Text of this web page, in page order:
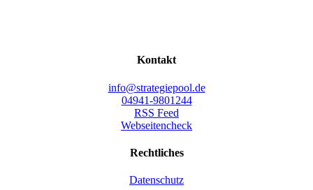
Kon­takt
info@strategiepool.de
04941-9801244
RSS Feed
Webseitencheck
Recht­li­ches
Daten­schutz